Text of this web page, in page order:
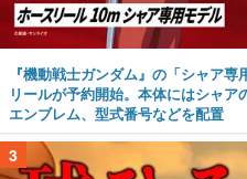
『機動戦士ガンダム』の「シャア
リールが予約開始。本体にはシャ
エンブレム、型式番号などを配置
3